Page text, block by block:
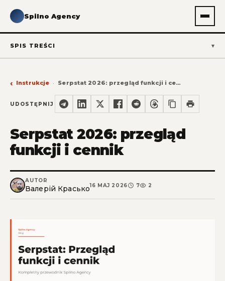
Spilno Agency
SPIS TREŚCI
Instrukcje Serpstat 2026: przegląd funkcji i cennik
UDOSTĘPNIJ
Serpstat 2026: przegląd
funkcji i cennik
AUTOR
Валерій Красько16 MAJ 2026 7 2